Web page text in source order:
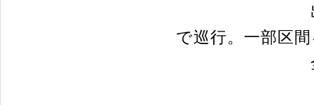
出雲市今市
で巡行。一部区
全行程